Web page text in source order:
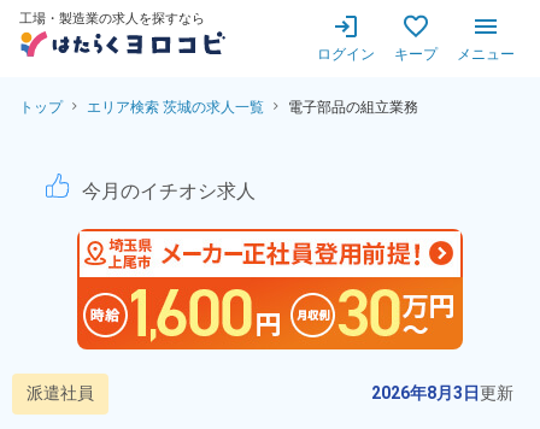
工場・製造業の求人を探すなら
ログイン キープ メニュー
トップ エリア検索 茨城の求人一覧 電子部品の組立業務
電子部品の組立業務！20代
今月のイチオシ求人
派遣社員 2026年8月3日更新